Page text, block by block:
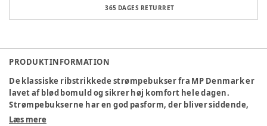
365 DAGES RETURRET
PRODUKTINFORMATION
De klassiske ribstrikkede strømpebukser fra MP Denmark er
lavet af blød bomuld og sikrer høj komfort hele dagen.
Strømpebukserne har en god pasform, der bliver siddende,
og er perfekte til både hverdag og fest.
Læs mere